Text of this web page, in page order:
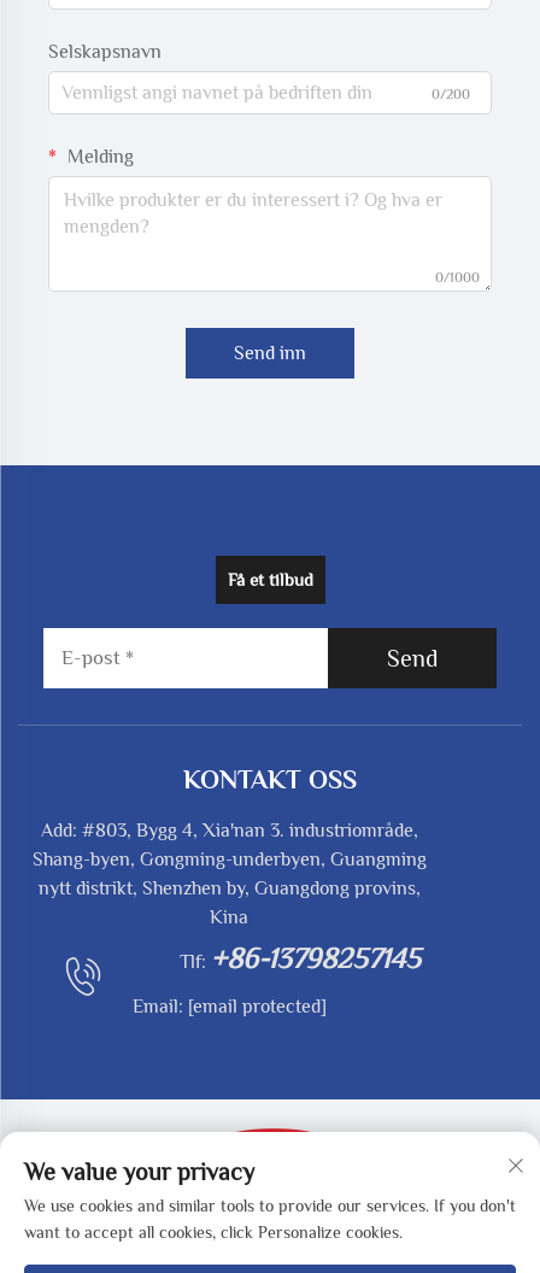
Selskapsnavn
0/200
Melding
0/1000
Send inn
Få et tilbud
Send
KONTAKT OSS
Add: #803, Bygg 4, Xia'nan 3. industriområde,
Shang-byen, Gongming-underbyen, Guangming
nytt distrikt, Shenzhen by, Guangdong provins,
Kina
Tlf: +86-13798257145
Email: [email protected]
Opphavsrett © 2025 av SHENZHEN REDY-MED
TECHNOLOGY CO.,LTD - Personvernpolicy
We value your privacy
We use cookies and similar tools to provide our services. If you don't
want to accept all cookies, click Personalize cookies.